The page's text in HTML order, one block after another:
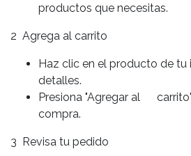
productos que necesitas.
2 Agrega al carrito
Haz clic en el producto de
detalles.
Presiona "Agregar al
compra.
3 Revisa tu pedido